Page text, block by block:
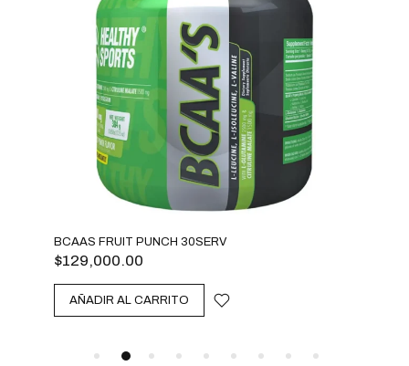
BCAAS FRUIT PUNCH 30SERV
$129,000.00
AÑADIR AL CARRITO